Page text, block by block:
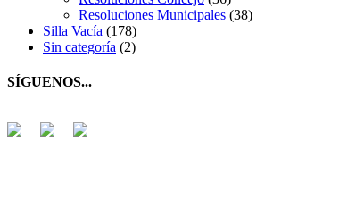
Resoluciones Municipales (38)
Silla Vacía (178)
Sin categoría (2)
SÍGUENOS...